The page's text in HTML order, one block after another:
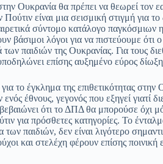
Ουκρανία θα πρέπει να θεωρεί τον
είναι μια σεισμική στιγμή για το
σύντομο κατάλογο παγκόσμιων
λόγοι για να πιστεύουμε ότι ο
παιδιών της Ουκρανίας. Για τους
επίσης αυξημένο εύρος
το έγκλημα της επιθετικότητας
έθνους, γεγονός που εξηγεί γιατί
ότι το ΔΠΔ θα μπορούσε όχι
για πρόσθετες κατηγορίες. Το
παιδιών, δεν είναι λιγότερο
και στελέχη φέρουν επίσης